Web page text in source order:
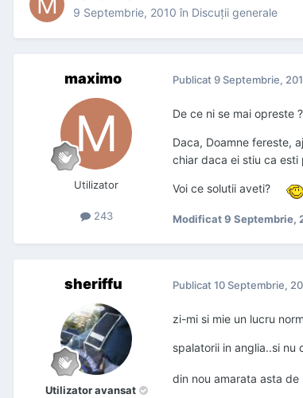
9 Septembrie, 2010 în Discuţii generale
maximo
Utilizator
243
Publicat9 Septembrie,
De ce ni se mai opreste
Daca, Doamne fereste,
chiar daca ei stiu ca esti
Voi ce solutii aveti?
Modificat9 Septembrie,
sheriffu
Utilizator avansat
Publicat10 Septembrie,
zi-mi si mie un lucru
spalatorii in anglia..si
din nou amarata asta